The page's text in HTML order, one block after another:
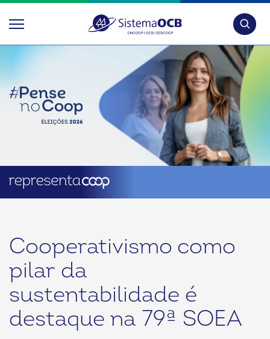
Cooperativismo como
pilar da
sustentabilidade é
destaque na 79ª SOEA